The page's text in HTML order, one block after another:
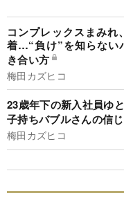
コンプレックスまみ
着…“負け”を知らない
き合い方
梅田カズヒコ
23歳年下の新入社員ゆ
子持ちバブルさんの信
梅田カズヒコ